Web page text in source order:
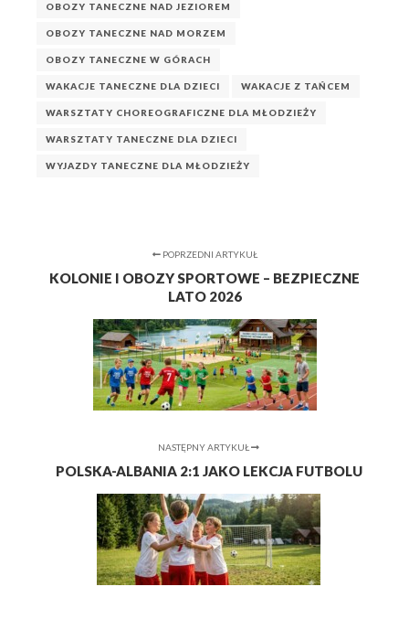
OBOZY TANECZNE NAD JEZIOREM
OBOZY TANECZNE NAD MORZEM
OBOZY TANECZNE W GÓRACH
WAKACJE TANECZNE DLA DZIECI WAKACJE Z TAŃCEM
WARSZTATY CHOREOGRAFICZNE DLA MŁODZIEŻY
WARSZTATY TANECZNE DLA DZIECI
WYJAZDY TANECZNE DLA MŁODZIEŻY
POPRZEDNI ARTYKUŁ
KOLONIE I OBOZY SPORTOWE – BEZPIECZNE
LATO 2026
NASTĘPNY ARTYKUŁ
POLSKA-ALBANIA 2:1 JAKO LEKCJA FUTBOLU